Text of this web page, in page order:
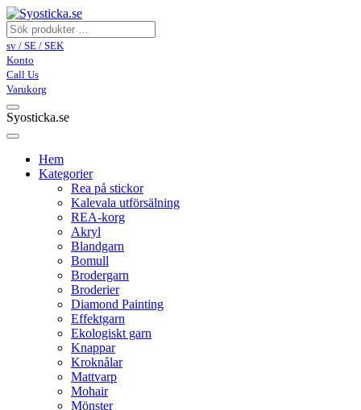
sv / SE / SEK
Konto
Call Us
Varukorg
Syosticka.se
Hem
Kategorier
Rea på stickor
Kalevala utförsälning
REA-korg
Akryl
Blandgarn
Bomull
Brodergarn
Broderier
Diamond Painting
Effektgarn
Ekologiskt garn
Knappar
Kroknålar
Mattvarp
Mohair
Mönster